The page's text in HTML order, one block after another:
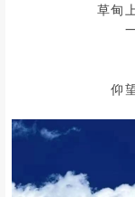
草甸
仰